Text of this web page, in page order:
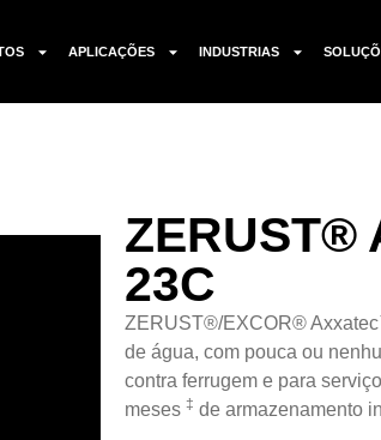
APLICAÇÕES INDUSTRIAS
23C
ZERUST®/EXCOR®
de água, com pouca ou
contra ferrugem e para
meses ‡ de armazenamento